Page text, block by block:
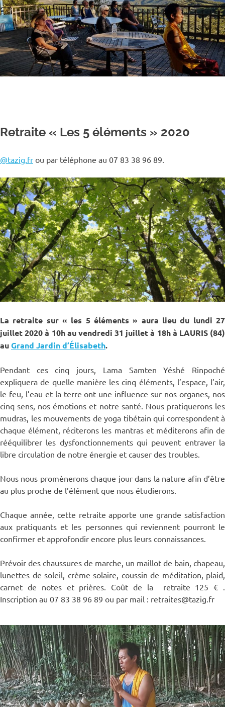
Retraite « Les 5 éléments » 2020
@tazig.fr ou par téléphone au 07 83 38 96 89.
La retraite sur « les 5 éléments » aura lieu du lundi 27
juillet 2020 à 10h au vendredi 31 juillet à 18h à LAURIS (84)
auGrand Jardin d’Élisabeth.
Pendant ces cinq jours, Lama Samten Yéshé Rinpoché
expliquera de quelle manière les cinq éléments, l’espace, l’air,
le feu, l’eau et la terre ont une influence sur nos organes, nos
cinq sens, nos émotions et notre santé. Nous pratiquerons les
mudras, les mouvements de yoga tibétain qui correspondent à
chaque élément, réciterons les mantras et méditerons afin de
rééquilibrer les dysfonctionnements qui peuvent entraver la
libre circulation de notre énergie et causer des troubles.
Nous nous promènerons chaque jour dans la nature afin d’être
au plus proche de l’élément que nous étudierons.
Chaque année, cette retraite apporte une grande satisfaction
aux pratiquants et les personnes qui reviennent pourront le
confirmer et approfondir encore plus leurs connaissances.
Prévoir des chaussures de marche, un maillot de bain, chapeau,
lunettes de soleil, crème solaire, coussin de méditation, plaid,
carnet de notes et prières. Coût de la retraite 125 € .
Inscription au 07 83 38 96 89 ou par mail : retraites@tazig.fr